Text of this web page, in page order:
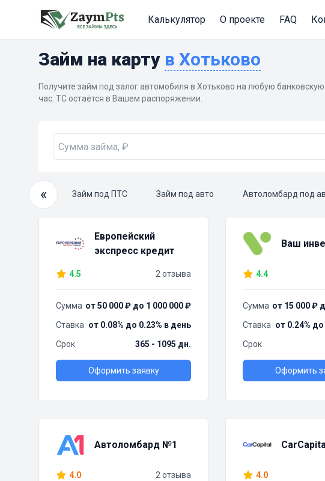
Калькулятор О проекте FAQ
Займ на карту в Хотьково
Получите займ под залог автомобиля в Хотьково на любую банковскую
час. ТС остаётся в Вашем распоряжении.
«
займ Займ под ПТС Займ под авто Автоломбард под
Европейский
экспресс кредит
4.5 2 отзыва
Сумма от 50 000 ₽ до 1 000 000 ₽
Ставка от 0.08% до 0.23% в день
Срок
365 - 1095 дн.
Оформить заявку
Ваш
4.4
Сумма от 15 000 ₽
Ставка от 0.24%
Срок
Оформить
Автоломбард №1
4.0 2 отзыва 4.0